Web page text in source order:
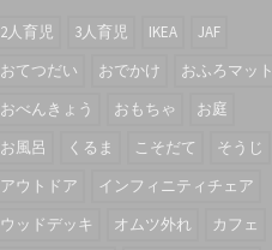
2人育児 3人育児 IKEA
JAF
おてつだい
おでかけ
おふろマット
おべんきょう
おもちゃ
お庭
お風呂
くるま こそだて
そうじ
アウトドア
インフィニティチェア
ウッドデッキ
オムツ外れ
カフェ